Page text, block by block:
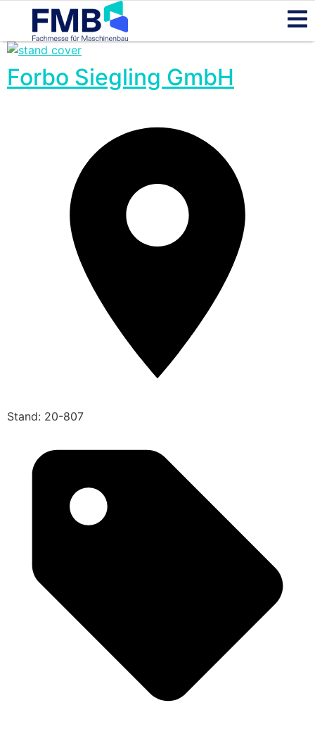
Forbo Siegling GmbH
Stand: 20-807